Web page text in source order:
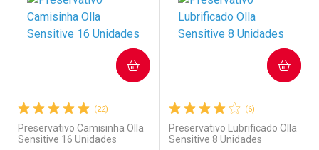
(22)
Preservativo Camisinha Olla
Sensitive 16 Unidades
COMPRAR
(6)
Preservativo Lubrificado Olla
Sensitive 8 Unidades
COMPRAR